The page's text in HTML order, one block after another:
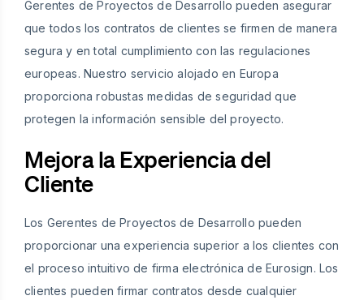
Gerentes de Proyectos de Desarrollo pueden asegurar
que todos los contratos de clientes se firmen de manera
segura y en total cumplimiento con las regulaciones
europeas. Nuestro servicio alojado en Europa
proporciona robustas medidas de seguridad que
protegen la información sensible del proyecto.
Mejora la Experiencia del
Cliente
Los Gerentes de Proyectos de Desarrollo pueden
proporcionar una experiencia superior a los clientes con
el proceso intuitivo de firma electrónica de Eurosign. Los
clientes pueden firmar contratos desde cualquier